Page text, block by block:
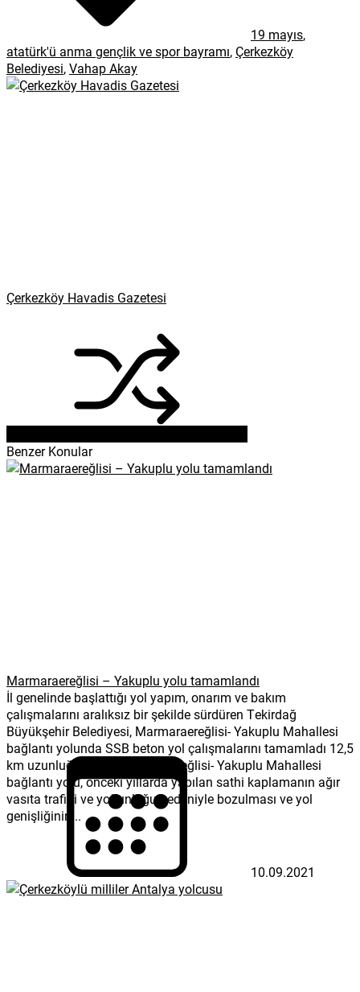
19 mayıs,
atatürk'ü anma gençlik ve spor bayramı, Çerkezköy
Belediyesi,Vahap Akay
Çerkezköy Havadis Gazetesi
Benzer Konular
Marmaraereğlisi – Yakuplu yolu tamamlandı
İl genelinde başlattığı yol yapım, onarım ve bakım
çalışmalarını aralıksız bir şekilde sürdüren Tekirdağ
Büyükşehir Belediyesi, Marmaraereğlisi- Yakuplu Mahallesi
bağlantı yolunda SSB beton yol çalışmalarını tamamladı 12,5
km uzunluğa sahip Marmaraereğlisi- Yakuplu Mahallesi
bağlantı yolu, önceki yıllarda yapılan sathi kaplamanın ağır
vasıta trafiği ve yoğunluğu nedeniyle bozulması ve yol
genişliğinin...
10.09.2021